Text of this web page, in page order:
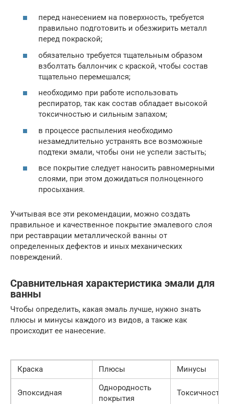
перед нанесением на поверхность, требуется
правильно подготовить и обезжирить металл
перед покраской;
обязательно требуется тщательным образом
взболтать баллончик с краской, чтобы состав
тщательно перемешался;
необходимо при работе использовать
респиратор, так как состав обладает высокой
токсичностью и сильным запахом;
в процессе распыления необходимо
незамедлительно устранять все возможные
подтеки эмали, чтобы они не успели застыть;
все покрытие следует наносить равномерными
слоями, при этом дожидаться полноценного
просыхания.
Учитывая все эти рекомендации, можно создать
правильное и качественное покрытие эмалевого слоя
при реставрации металлической ванны от
определенных дефектов и иных механических
повреждений.
Сравнительная характеристика эмали для
ванны
Чтобы определить, какая эмаль лучше, нужно знать
плюсы и минусы каждого из видов, а также как
происходит ее нанесение.
Краска Плюсы Минусы
Эпоксидная
Однородность
покрытия
Токсичность